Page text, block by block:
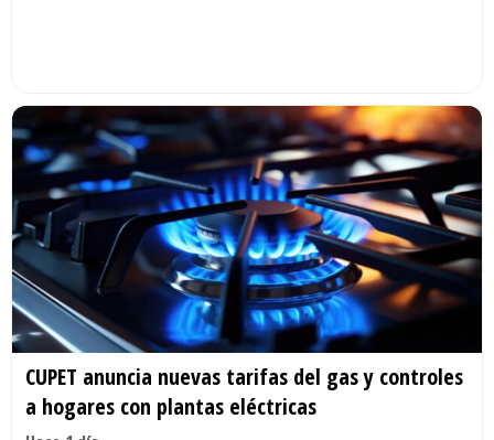
CUPET anuncia nuevas tarifas del gas y controles
a hogares con plantas eléctricas